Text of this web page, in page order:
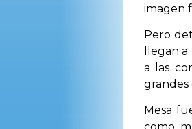
imagen
Pero
llegan
a las
grandes
Mesa